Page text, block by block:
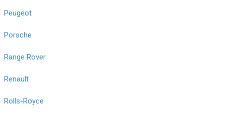
Peugeot
Porsche
Range Rover
Renault
Rolls-Royce